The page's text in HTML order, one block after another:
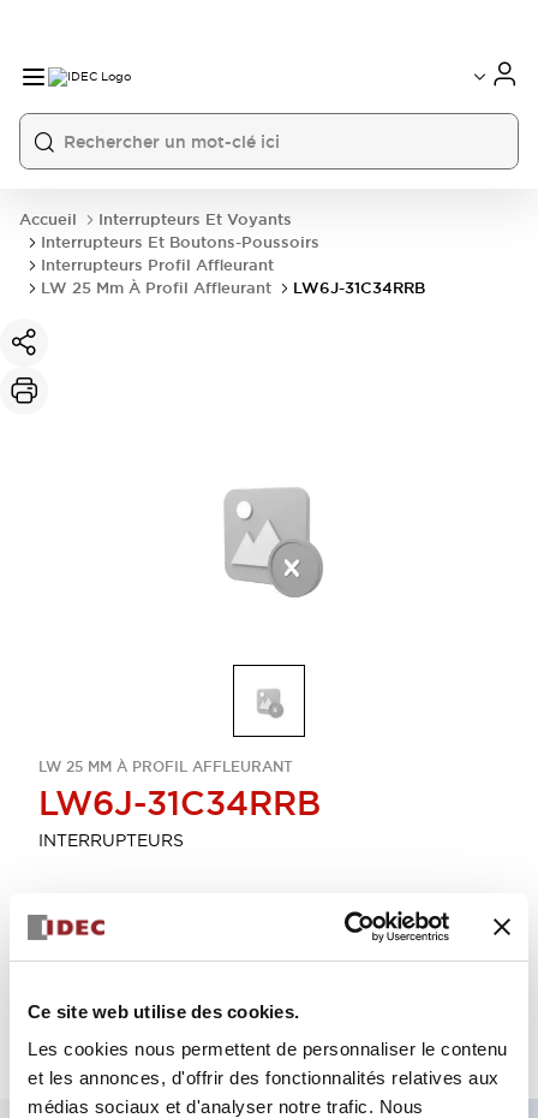
Ce site web utilise des cookies.
Les cookies nous permettent de personnaliser le contenu
et les annonces, d'offrir des fonctionnalités relatives aux
médias sociaux et d'analyser notre trafic. Nous
Accueil
Interrupteurs Et Voyants
Interrupteurs Et Boutons-Poussoirs
Interrupteurs Profil Affleurant
LW 25 Mm À Profil Affleurant
LW6J-31C34RRB
LW 25 MM À PROFIL AFFLEURANT
LW6J-31C34RRB
INTERRUPTEURS
Sélectionner la quantité